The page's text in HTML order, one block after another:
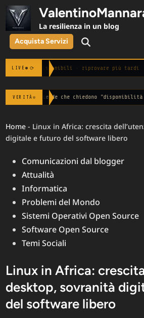
Skip
content
La resilienza in un blog
Acquista Servizi Open
LIVE ⟳
non disponibili · riprovare più tardi
VERITÀ
chiedono "disponibilità immediata" spesso
Home - Linux in Africa: crescita
digitale e futuro del software libero
PostedComunicazioni dal blogger
Attualità
Informatica
Problemi del Mondo
Sistemi Operativi Open Source
Software Open Source
Temi Sociali
Linux in Africa:
desktop, sovranità
del software libero